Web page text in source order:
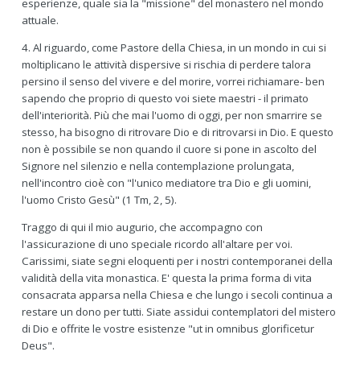
attuale.
4. Al riguardo, come Pastore della Chiesa, in un mondo in cui si
moltiplicano le attività dispersive si rischia di perdere talora
persino il senso del vivere e del morire, vorrei richiamare- ben
sapendo che proprio di questo voi siete maestri - il primato
dell'interiorità. Più che mai l'uomo di oggi, per non smarrire se
stesso, ha bisogno di ritrovare Dio e di ritrovarsi in Dio. E questo
non è possibile se non quando il cuore si pone in ascolto del
Signore nel silenzio e nella contemplazione prolungata,
nell'incontro cioè con "l'unico mediatore tra Dio e gli uomini,
l'uomo Cristo Gesù" (1 Tm, 2, 5).
Traggo di qui il mio augurio, che accompagno con
l'assicurazione di uno speciale ricordo all'altare per voi.
Carissimi, siate segni eloquenti per i nostri contemporanei della
validità della vita monastica. E' questa la prima forma di vita
consacrata apparsa nella Chiesa e che lungo i secoli continua a
restare un dono per tutti. Siate assidui contemplatori del mistero
di Dio e offrite le vostre esistenze "ut in omnibus glorificetur
Deus".